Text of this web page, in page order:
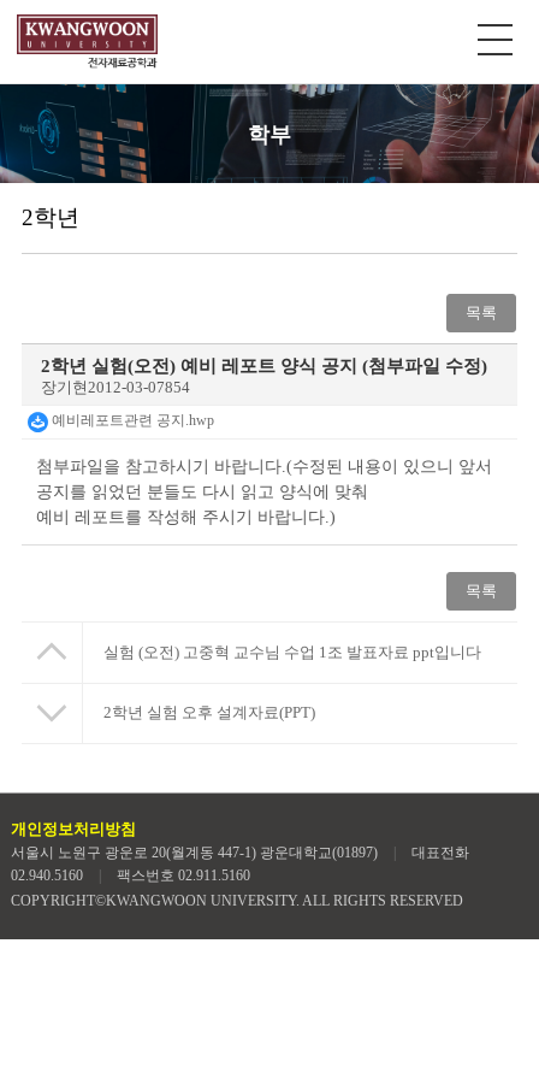
학부
2학년
목록
2학년 실험(오전) 예비 레포트 양식 공지 (첨부파일 수정)
장기현2012-03-07854
예비레포트관련 공지.hwp
첨부파일을 참고하시기 바랍니다.(수정된 내용이 있으니 앞서
공지를 읽었던 분들도 다시 읽고 양식에 맞춰
예비 레포트를 작성해 주시기 바랍니다.)
목록
실험 (오전) 고중혁 교수님 수업 1조 발표자료 ppt입니다
2학년 실험 오후 설계자료(PPT)
개인정보처리방침
서울시 노원구 광운로 20(월계동 447-1) 광운대학교(01897)
대표전화
02.940.5160
팩스번호 02.911.5160
COPYRIGHT©KWANGWOON UNIVERSITY. ALL RIGHTS RESERVED